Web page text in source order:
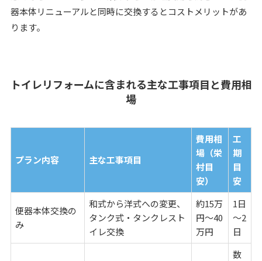
器本体リニューアルと同時に交換するとコストメリットがあ
ります。
トイレリフォームに含まれる主な工事項目と費用相
場
プラン内容 主な工事項目
費用相
場（栄
村目
安）
工
期
目
安
便器本体交換の
み
和式から洋式への変更、
タンク式・タンクレスト
イレ交換
約15万
円～40
万円
1日
～2
日
数